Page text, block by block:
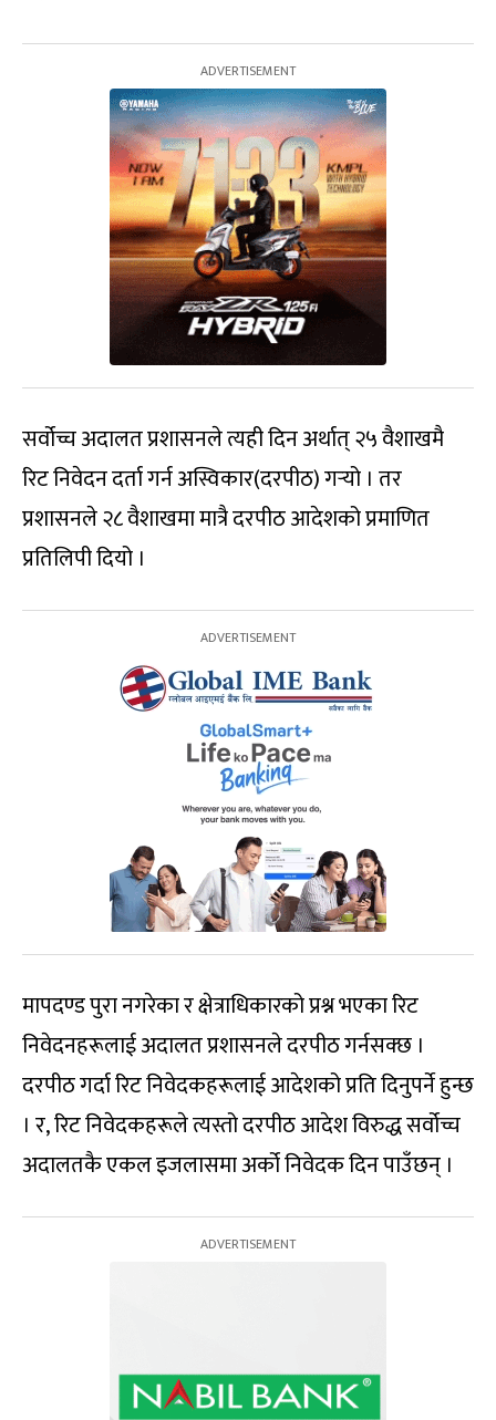
सर्वोच्च अदालत प्रशासनले त्यही दिन अर्थात् २५ वैशाखमै
रिट निवेदन दर्ता गर्न अस्विकार(दरपीठ) गर्‍यो । तर
प्रशासनले २८ वैशाखमा मात्रै दरपीठ आदेशको प्रमाणित
प्रतिलिपी दियो ।
मापदण्ड पुरा नगरेका र क्षेत्राधिकारको प्रश्न भएका रिट
निवेदनहरूलाई अदालत प्रशासनले दरपीठ गर्नसक्छ ।
दरपीठ गर्दा रिट निवेदकहरूलाई आदेशको प्रति दिनुपर्ने हुन्छ
। र, रिट निवेदकहरूले त्यस्तो दरपीठ आदेश विरुद्ध सर्वोच्च
अदालतकै एकल इजलासमा अर्को निवेदक दिन पाउँछन् ।